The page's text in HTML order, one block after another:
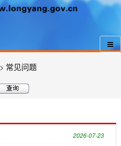
常见问题
2026-07-23